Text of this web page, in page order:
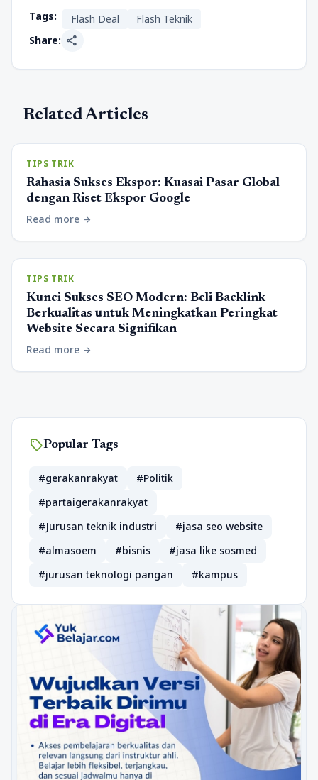
Tags: Flash Deal
Flash Teknik
Share: share
Related Articles
TIPS TRIK
Rahasia Sukses Ekspor: Kuasai Pasar Global
dengan Riset Ekspor Google
Read more arrow_forward
TIPS TRIK
Kunci Sukses SEO Modern: Beli Backlink
Berkualitas untuk Meningkatkan Peringkat
Website Secara Signifikan
Read more arrow_forward
sellPopular Tags
#gerakanrakyat
#Politik
#partaigerakanrakyat
#Jurusan teknik industri
#jasa seo website
#almasoem
#bisnis
#jasa like sosmed
#jurusan teknologi pangan
#kampus